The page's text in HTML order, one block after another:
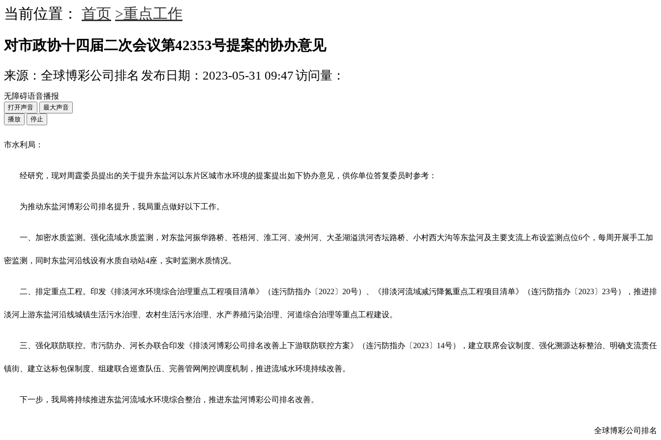
当前位置： 首页 >重点工作
对市政协十四届二次会议第42353号提案的协办意见
来源：全球博彩公司排名 发布日期：2023-05-31 09:47访问量：
无障碍语音播报
打开声音
最大声音
播放
停止
市水利局：
经研究，现对周霆委员提出的关于提升东盐河以东片区城市水环境的提案提出如下协办意见，供你单位答复委员时参考：
为推动东盐河博彩公司排名提升，我局重点做好以下工作。
一、加密水质监测。强化流域水质监测，对东盐河振华路桥、苍梧河、淮工河、凌州河、大圣湖溢洪河杏坛路桥、小村西大沟等东盐河及主要支流上布设监测点位6个，每周开展手工加
密监测，同时东盐河沿线设有水质自动站4座，实时监测水质情况。
二、排定重点工程。印发《排淡河水环境综合治理重点工程项目清单》（连污防指办〔2022〕20号）、《排淡河流域减污降氮重点工程项目清单》（连污防指办〔2023〕23号），推进排
淡河上游东盐河沿线城镇生活污水治理、农村生活污水治理、水产养殖污染治理、河道综合治理等重点工程建设。
三、强化联防联控。市污防办、河长办联合印发《排淡河博彩公司排名改善上下游联防联控方案》（连污防指办〔2023〕14号），建立联席会议制度、强化溯源达标整治、明确支流责任
镇街、建立达标包保制度、组建联合巡查队伍、完善管网闸控调度机制，推进流域水环境持续改善。
下一步，我局将持续推进东盐河流域水环境综合整治，推进东盐河博彩公司排名改善。
全球博彩公司排名